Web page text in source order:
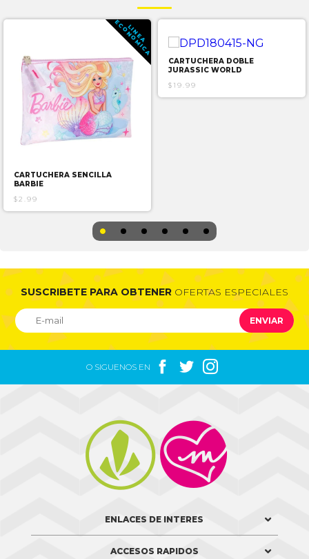
L
I
N
E
A
E
C
O
N
O
M
I
C
A
CARTUCHERA SENCILLA
BARBIE
$2.99
CARTUCHERA DOBLE
JURASSIC WORLD
$19.99
SUSCRIBETE PARA OBTENER OFERTAS ESPECIALES
ENVIAR
O SIGUENOS EN   

ENLACES DE INTERES
ACCESOS RAPIDOS